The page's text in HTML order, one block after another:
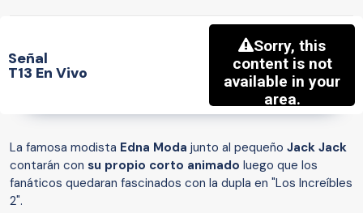
Señal
T13 En Vivo
La famosa modista Edna Moda junto al pequeño Jack Jack
contarán con su propio corto animado luego que los
fanáticos quedaran fascinados con la dupla en "Los Increíbles
2".